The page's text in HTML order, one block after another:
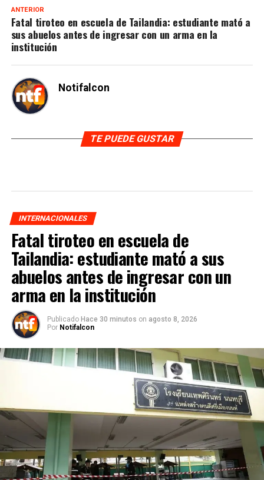
ANTERIOR
Fatal tiroteo en escuela de Tailandia: estudiante mató a
sus abuelos antes de ingresar con un arma en la
institución
Notifalcon
TE PUEDE GUSTAR
INTERNACIONALES
Fatal tiroteo en escuela de
Tailandia: estudiante mató a sus
abuelos antes de ingresar con un
arma en la institución
Publicado Hace 30 minutos on agosto 8, 2026
Por Notifalcon